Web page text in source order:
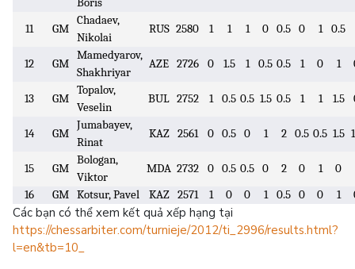
Boris
11 GM
Chadaev,
Nikolai
RUS 2580 1 1 1 0 0.5 0 1 0.5
12 GM
Mamedyarov,
Shakhriyar
AZE 2726 0 1.5 1 0.5 0.5 1 0 1
13 GM
Topalov,
Veselin
BUL 2752 1 0.5 0.5 1.5 0.5 1 1 1.5
14 GM
Jumabayev,
Rinat
KAZ 2561 0 0.5 0 1 2 0.5 0.5 1.5
15 GM
Bologan,
Viktor
MDA 2732 0 0.5 0.5 0 2 0 1 0
16
GM Kotsur, Pavel KAZ 2571 1 0 0 1 0.5 0 0 1
Các bạn có thể xem kết quả xếp hạng tại
https://chessarbiter.com/turnieje/2012/ti_2996/results.html?
l=en&tb=10_